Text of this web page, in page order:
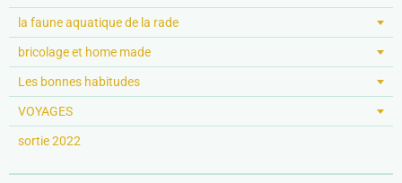
la faune aquatique de la rade
bricolage et home made
Les bonnes habitudes
VOYAGES
sortie 2022